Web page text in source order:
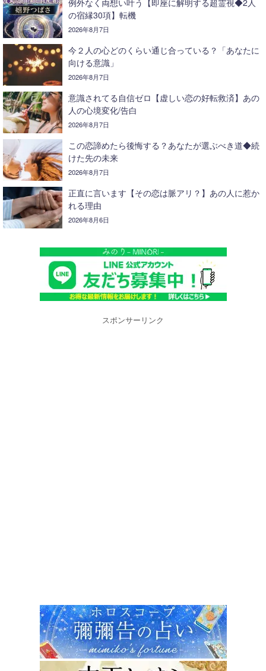
例外なく両想い叶う【即座に解明する超霊視◆2人
の宿縁30項】転機
2026年8月7日
今２人の心どのくらい通じ合っている？「あなたに
向ける意識」
2026年8月7日
意識されてる自信ゼロ【虚しい恋の好転救済】あの
人の心境変化/告白
2026年8月7日
この恋諦めたら後悔する？あなたが選ぶべき道◆続
けた先の未来
2026年8月7日
正直に言います【その恋は脈アリ？】あの人に惹か
れる理由
2026年8月6日
スポンサーリンク